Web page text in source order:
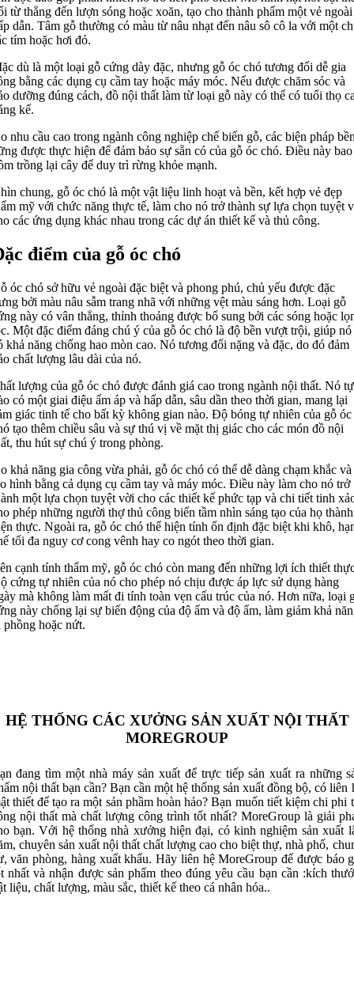
từ thẳng đến lượn sóng hoặc xoăn, tạo cho thành phẩm một vẻ ngoài
dẫn. Tâm gỗ thường có màu từ nâu nhạt đến nâu sô cô la với một
tím hoặc hơi đỏ.
dù là một loại gỗ cứng dày đặc, nhưng gỗ óc chó tương đối dễ gia
bằng các dụng cụ cầm tay hoặc máy móc. Nếu được chăm sóc và
dưỡng đúng cách, đồ nội thất làm từ loại gỗ này có thể có tuổi thọ
kể.
nhu cầu cao trong ngành công nghiệp chế biến gỗ, các biện pháp
được thực hiện để đảm bảo sự sẵn có của gỗ óc chó. Điều này bao
trồng lại cây để duy trì rừng khỏe mạnh.
chung, gỗ óc chó là một vật liệu linh hoạt và bền, kết hợp vẻ đẹp
mỹ với chức năng thực tế, làm cho nó trở thành sự lựa chọn tuyệt
các ứng dụng khác nhau trong các dự án thiết kế và thủ công.
điểm của gỗ óc chó
óc chó sở hữu vẻ ngoài đặc biệt và phong phú, chủ yếu được đặc
bởi màu nâu sẫm trang nhã với những vệt màu sáng hơn. Loại gỗ
này có vân thẳng, thỉnh thoảng được bổ sung bởi các sóng hoặc
Một đặc điểm đáng chú ý của gỗ óc chó là độ bền vượt trội, giúp nó
khả năng chống hao mòn cao. Nó tương đối nặng và đặc, do đó đảm
chất lượng lâu dài của nó.
lượng của gỗ óc chó được đánh giá cao trong ngành nội thất. Nó tự
có một giai điệu ấm áp và hấp dẫn, sâu dần theo thời gian, mang lại
giác tinh tế cho bất kỳ không gian nào. Độ bóng tự nhiên của gỗ óc
tạo thêm chiều sâu và sự thú vị về mặt thị giác cho các món đồ nội
thu hút sự chú ý trong phòng.
khả năng gia công vừa phải, gỗ óc chó có thể dễ dàng chạm khắc và
hình bằng cả dụng cụ cầm tay và máy móc. Điều này làm cho nó trở
một lựa chọn tuyệt vời cho các thiết kế phức tạp và chi tiết tinh
phép những người thợ thủ công biến tầm nhìn sáng tạo của họ thành
thực. Ngoài ra, gỗ óc chó thể hiện tính ổn định đặc biệt khi khô,
tối đa nguy cơ cong vênh hay co ngót theo thời gian.
cạnh tính thẩm mỹ, gỗ óc chó còn mang đến những lợi ích thiết
cứng tự nhiên của nó cho phép nó chịu được áp lực sử dụng hàng
mà không làm mất đi tính toàn vẹn cấu trúc của nó. Hơn nữa, loại
này chống lại sự biến động của độ ẩm và độ ẩm, làm giảm khả
phồng hoặc nứt.
HỆ THỐNG CÁC XƯỞNG SẢN XUẤT NỘI THẤT
MOREGROUP
đang tìm một nhà máy sản xuất để trực tiếp sản xuất ra những
nội thất bạn cần? Bạn cần một hệ thống sản xuất đồng bộ, có liên
thiết để tạo ra một sản phầm hoàn hảo? Bạn muốn tiết kiệm chi phi
nội thất mà chất lượng công trình tốt nhất? MoreGroup là giải
bạn. Với hệ thống nhà xưởng hiện đại, có kinh nghiệm sản xuất
chuyên sản xuất nội thất chất lượng cao cho biệt thự, nhà phố,
văn phòng, hàng xuất khẩu. Hãy liên hệ MoreGroup để được báo
nhất và nhận được sản phẩm theo đúng yêu cầu bạn cần :kích
liệu, chất lượng, màu sắc, thiết kế theo cá nhân hóa..